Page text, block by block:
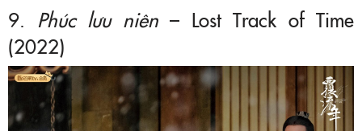
9. Phúc lưu niên– Lost Track of Time
(2022)